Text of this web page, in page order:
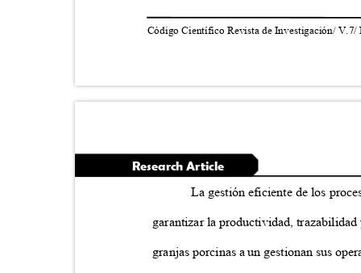
Código Científico Revista de Investigación/
Research Article
La gestión eficiente de los
garantizar la productividad,
granjas porcinas a un gestionan sus